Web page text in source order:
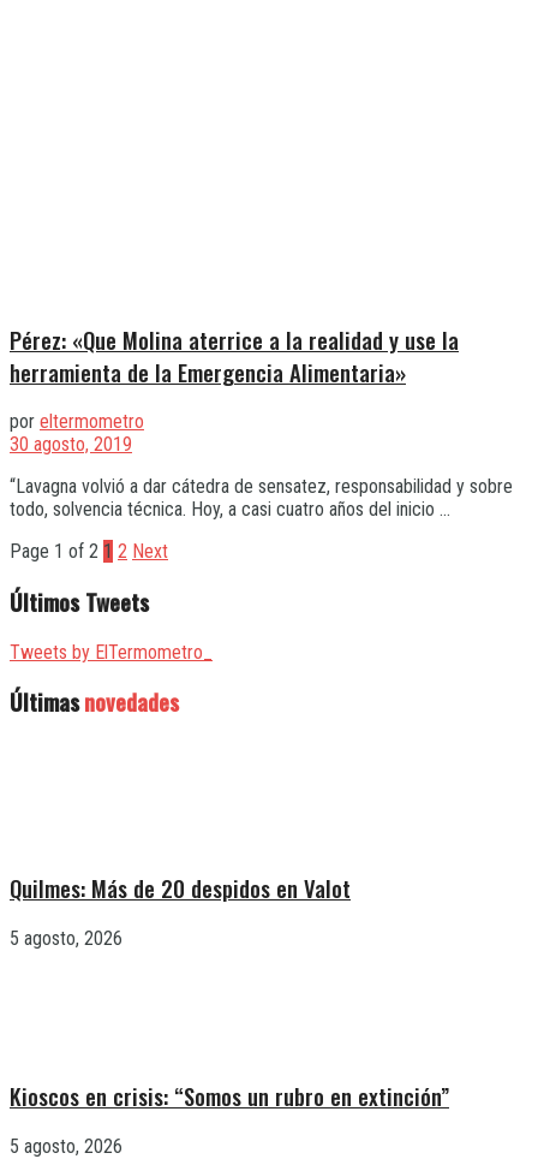
Pérez: «Que Molina aterrice a la realidad y use la
herramienta de la Emergencia Alimentaria»
por eltermometro
30 agosto, 2019
“Lavagna volvió a dar cátedra de sensatez, responsabilidad y sobre
todo, solvencia técnica. Hoy, a casi cuatro años del inicio ...
Page 1 of 2 1 2 Next
Últimos Tweets
Tweets by ElTermometro_
Últimasnovedades
Quilmes: Más de 20 despidos en Valot
5 agosto, 2026
Kioscos en crisis: “Somos un rubro en extinción”
5 agosto, 2026